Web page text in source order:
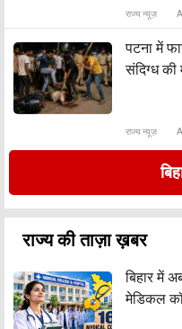
राज्य न्यूज़
पटना में
संदिग्ध की
राज्य न्यूज़
राज्य की ताज़ा ख़बर
बिहार में
मेडिकल